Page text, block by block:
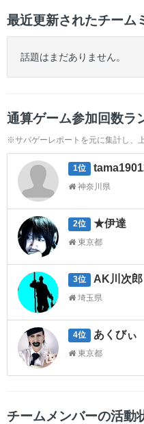
最近更新されたチーム
話題はまだありません。
通算ゲーム参加回数ラ
※サバゲーレポートを元に集計し、
1位
神奈川県
2位 ★伊達
東京都
3位 AK川次郎
埼玉県
4位 あくびぃ
東京都
チームメンバーの活動